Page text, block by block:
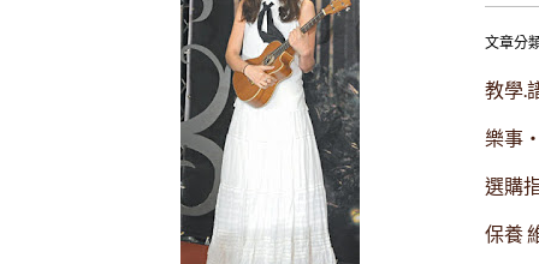
文章分
教學.
樂事
選購
保養